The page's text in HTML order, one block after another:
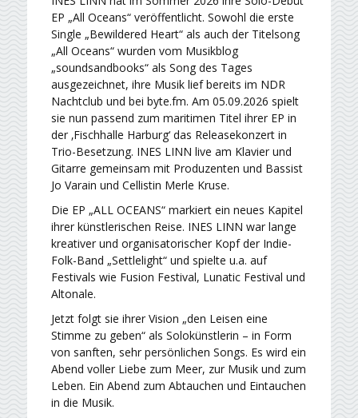
EP „All Oceans“ veröffentlicht. Sowohl die erste
Single „Bewildered Heart“ als auch der Titelsong
„All Oceans“ wurden vom Musikblog
„soundsandbooks“ als Song des Tages
ausgezeichnet, ihre Musik lief bereits im NDR
Nachtclub und bei byte.fm. Am 05.09.2026 spielt
sie nun passend zum maritimen Titel ihrer EP in
der ‚Fischhalle Harburg‘ das Releasekonzert in
Trio-Besetzung. INES LINN live am Klavier und
Gitarre gemeinsam mit Produzenten und Bassist
Jo Varain und Cellistin Merle Kruse.
Die EP „ALL OCEANS“ markiert ein neues Kapitel
ihrer künstlerischen Reise. INES LINN war lange
kreativer und organisatorischer Kopf der Indie-
Folk-Band „Settlelight“ und spielte u.a. auf
Festivals wie Fusion Festival, Lunatic Festival und
Altonale.
Jetzt folgt sie ihrer Vision „den Leisen eine
Stimme zu geben“ als Solokünstlerin – in Form
von sanften, sehr persönlichen Songs. Es wird ein
Abend voller Liebe zum Meer, zur Musik und zum
Leben. Ein Abend zum Abtauchen und Eintauchen
in die Musik.